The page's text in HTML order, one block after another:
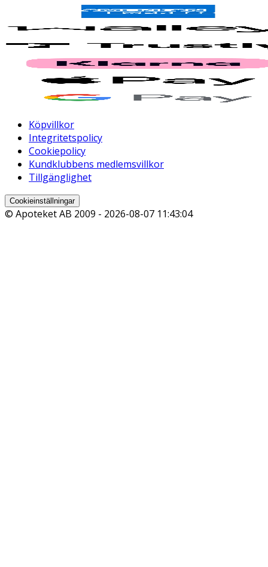
Köpvillkor
Integritetspolicy
Cookiepolicy
Kundklubbens medlemsvillkor
Tillgänglighet
Cookieinställningar
© Apoteket AB 2009 - 2026-08-07 11:43:04